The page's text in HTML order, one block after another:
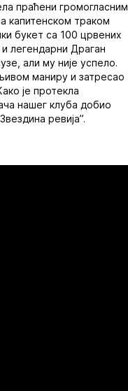
праћени громогласним
капитенском траком
букет са 100 црвених
легендарни Драган
али му није успело.
маниру и затресао
је протекла
нашег клуба добио
ревија”.